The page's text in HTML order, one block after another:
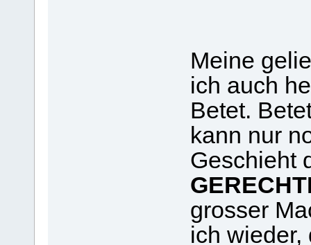
Meine
ich auch
Betet.
kann nur
Geschieht
grosser
ich